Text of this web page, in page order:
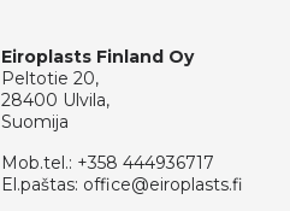
Eiroplasts Finland Oy
Peltotie 20,
28400 Ulvila,
Suomija
Mob.tel.: +358 444936717
El.paštas: office@eiroplasts.fi